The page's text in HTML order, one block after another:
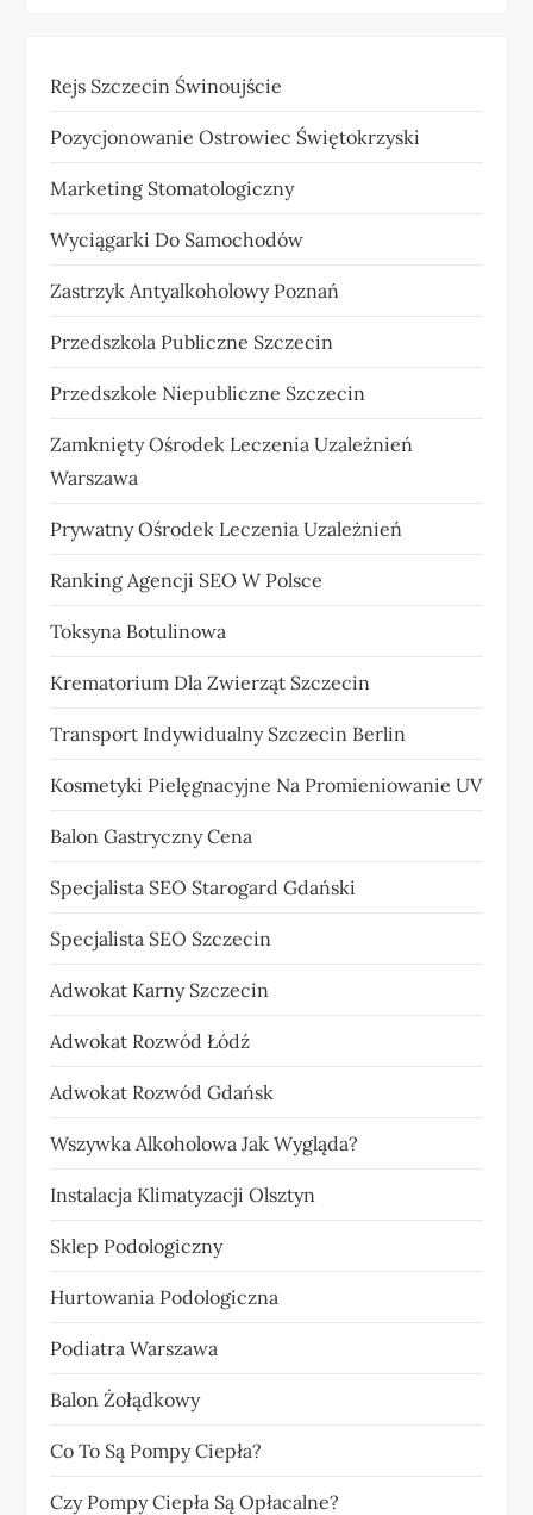
Rejs Szczecin Świnoujście
Pozycjonowanie Ostrowiec Świętokrzyski
Marketing Stomatologiczny
Wyciągarki Do Samochodów
Zastrzyk Antyalkoholowy Poznań
Przedszkola Publiczne Szczecin
Przedszkole Niepubliczne Szczecin
Zamknięty Ośrodek Leczenia Uzależnień
Warszawa
Prywatny Ośrodek Leczenia Uzależnień
Ranking Agencji SEO W Polsce
Toksyna Botulinowa
Krematorium Dla Zwierząt Szczecin
Transport Indywidualny Szczecin Berlin
Kosmetyki Pielęgnacyjne Na Promieniowanie UV
Balon Gastryczny Cena
Specjalista SEO Starogard Gdański
Specjalista SEO Szczecin
Adwokat Karny Szczecin
Adwokat Rozwód Łódź
Adwokat Rozwód Gdańsk
Wszywka Alkoholowa Jak Wygląda?
Instalacja Klimatyzacji Olsztyn
Sklep Podologiczny
Hurtowania Podologiczna
Podiatra Warszawa
Balon Żołądkowy
Co To Są Pompy Ciepła?
Czy Pompy Ciepła Są Opłacalne?